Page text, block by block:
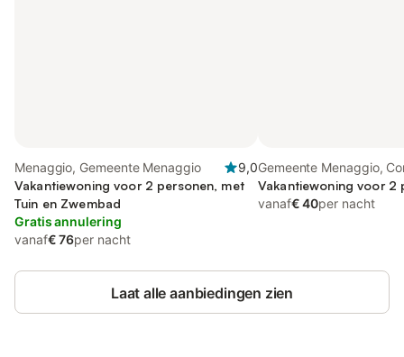
Menaggio, Gemeente Menaggio
9,0
Vakantiewoning voor 2 personen, met
Tuin en Zwembad
Gratis annulering
vanaf€ 76per nacht
Gemeente Menaggio,
Vakantiewoning voor 2
vanaf€ 40per nacht
Laat alle aanbiedingen zien